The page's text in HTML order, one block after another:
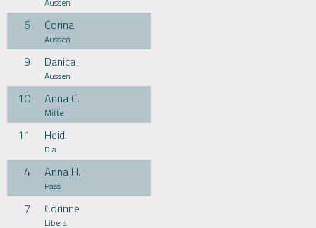
6 Corina
Aussen
9 Danica
Aussen
10 Anna C.
Mitte
11 Heidi
Dia
4 Anna H.
Pass
7 Corinne
Libera